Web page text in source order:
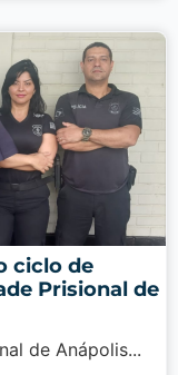
ciclo de
Prisional de
de Anápolis...